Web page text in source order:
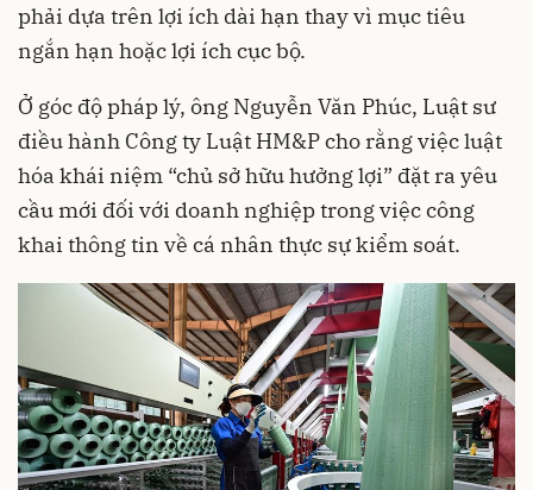
phải dựa trên lợi ích dài hạn thay vì mục tiêu
ngắn hạn hoặc lợi ích cục bộ.
Ở góc độ pháp lý, ông Nguyễn Văn Phúc, Luật sư
điều hành Công ty Luật HM&P cho rằng việc luật
hóa khái niệm “chủ sở hữu hưởng lợi” đặt ra yêu
cầu mới đối với doanh nghiệp trong việc công
khai thông tin về cá nhân thực sự kiểm soát.